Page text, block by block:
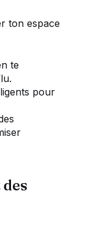
ton espace
te
pour